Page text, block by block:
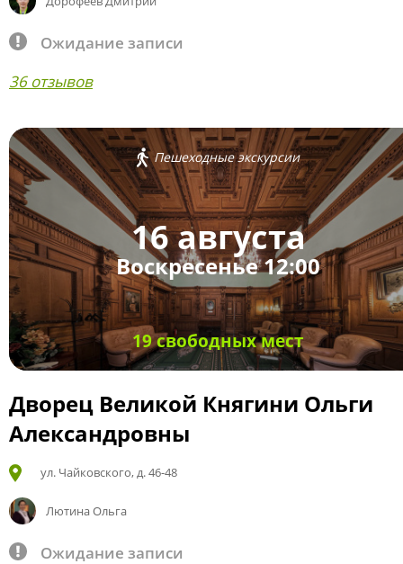
Ожидание записи
36 отзывов
Пешеходные экскурсии
16 августа
Воскресенье 12:00
19 свободных мест
Дворец Великой Княгини Ольги
Александровны
ул. Чайковского, д. 46-48
Лютина Ольга
Ожидание записи